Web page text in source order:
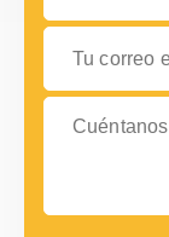
Tu correo
Cuéntanos